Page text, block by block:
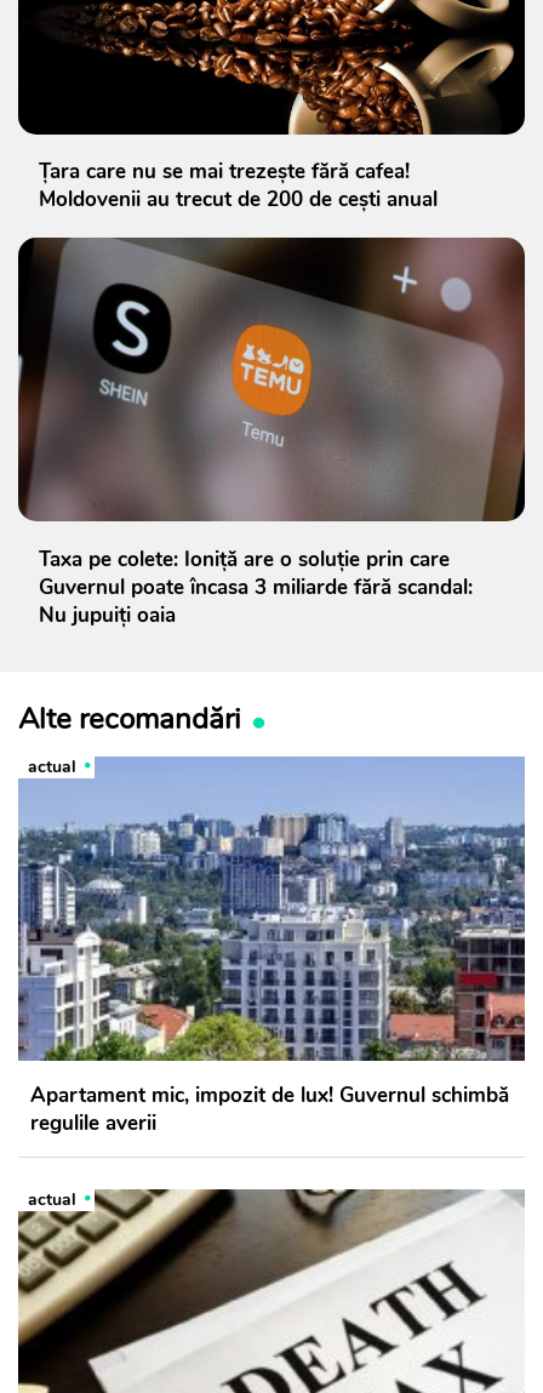
Țara care nu se mai trezește fără cafea!
Moldovenii au trecut de 200 de cești anual
Taxa pe colete: Ioniță are o soluție prin care
Guvernul poate încasa 3 miliarde fără scandal:
Nu jupuiți oaia
Alte recomandări
actual
Apartament mic, impozit de lux! Guvernul schimbă
regulile averii
actual